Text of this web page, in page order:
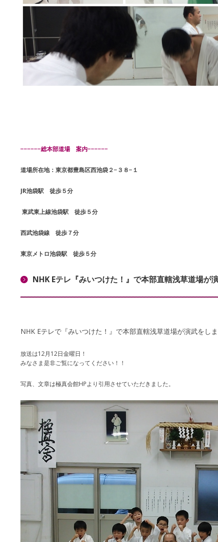
−−−−−−総本部道場 案内−−−−−−
道場所在地：東京都豊島区西池袋２−３８−１
JR池袋駅 徒歩５分
東武東上線池袋駅 徒歩５分
西武池袋線 徒歩７分
東京メトロ池袋駅 徒歩５分
NHK Eテレ『みいつけた！』で本部直轄浅草道場が
NHK Eテレで『みいつけた！』で本部直轄浅草道場が演武をし
放送は12月12日金曜日！
みなさま是非ご覧になってください！！
写真、文章は極真会館HPより引用させていただきました。